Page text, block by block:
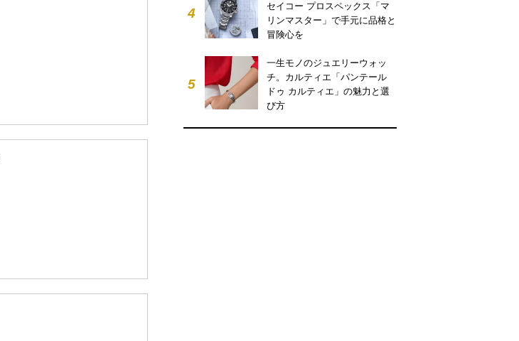
4
セイコー プロスペックス「マ
リンマスター」で手元に品格と
冒険心を
5
一生モノのジュエリーウォッ
チ。カルティエ「パンテール
ドゥ カルティエ」の魅力と選
び方